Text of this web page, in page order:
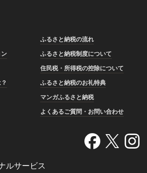
ふるさと納税の流れ
ふるさと納税制度について
住民税・所得税の控除について
ふるさと納税のお礼特典
マンガふるさと納税
よくあるご質問・お問い合わせ
ルサービス